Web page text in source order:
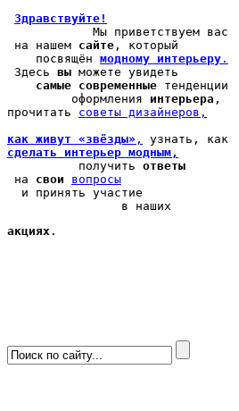
Здравствуйте!
            Мы
приветствуем вас
на нашем сайте , который
    посвящён
модному интерьеру .
Здесь вы можете увидеть
самые современные тенденции
         оформления
интерьера ,
прочитать cоветы дизайнеров,
как живут «звёзды» ,
сделать интерьер модным,
          получить
ответы
на свои
вопросы
  и принять участие
                в наших
акциях .